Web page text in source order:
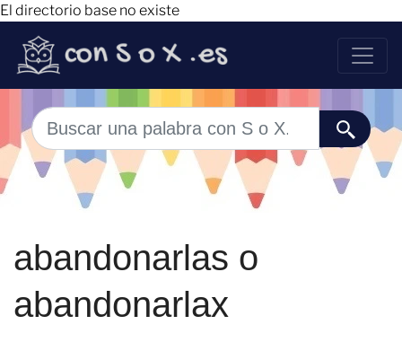
El directorio base no existe
abandonarlas o
abandonarlax